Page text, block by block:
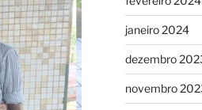
janeiro 2024
dezembro
novembro